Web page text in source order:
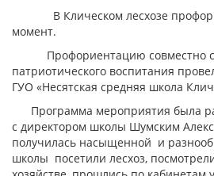
В Клическом лесхозе
момент.
Профориентацию совместно с
патриотического воспитания
ГУО «Несятская средняя школа
Программа мероприятия была
с директором школы Шумским
получилась насыщенной и
школы посетили лесхоз,